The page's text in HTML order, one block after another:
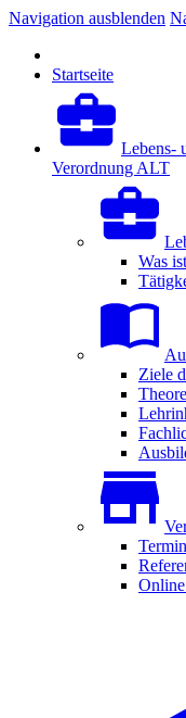
Navigation ausblenden
Startseite
Lebens-
Verordnung ALT
Was
Ziele